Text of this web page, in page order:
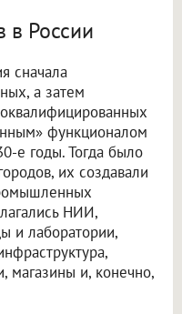
в России
сначала
а затем
функционалом
е годы. Тогда было
их создавали
НИИ,
и лаборатории,
магазины и, конечно,